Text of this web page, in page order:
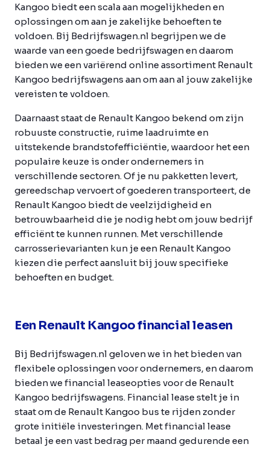
Kangoo biedt een scala aan mogelijkheden en
oplossingen om aan je zakelijke behoeften te
voldoen. Bij Bedrijfswagen.nl begrijpen we de
waarde van een goede bedrijfswagen en daarom
bieden we een variërend online assortiment Renault
Kangoo bedrijfswagens aan om aan al jouw zakelijke
vereisten te voldoen.
Daarnaast staat de Renault Kangoo bekend om zijn
robuuste constructie, ruime laadruimte en
uitstekende brandstofefficiëntie, waardoor het een
populaire keuze is onder ondernemers in
verschillende sectoren. Of je nu pakketten levert,
gereedschap vervoert of goederen transporteert, de
Renault Kangoo biedt de veelzijdigheid en
betrouwbaarheid die je nodig hebt om jouw bedrijf
efficiënt te kunnen runnen. Met verschillende
carrosserievarianten kun je een Renault Kangoo
kiezen die perfect aansluit bij jouw specifieke
behoeften en budget.
Een Renault Kangoo financial leasen
Bij Bedrijfswagen.nl geloven we in het bieden van
flexibele oplossingen voor ondernemers, en daarom
bieden we financial leaseopties voor de Renault
Kangoo bedrijfswagens. Financial lease stelt je in
staat om de Renault Kangoo bus te rijden zonder
grote initiële investeringen. Met financial lease
betaal je een vast bedrag per maand gedurende een